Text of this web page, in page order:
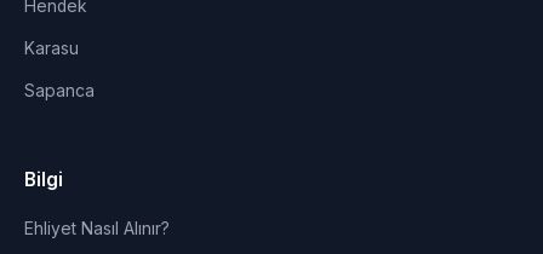
Hendek
Karasu
Sapanca
Bilgi
Ehliyet Nasıl Alınır?